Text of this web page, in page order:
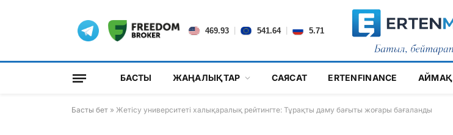
469.93 541.64 5.71
БАСТЫ ЖАҢАЛЫҚТАР САЯСАТ ERTENFINANCE АЙМАҚ
Басты бет » Жетісу университеті халықаралық рейтингте: Тұрақты даму бағыты жоғары бағаланды